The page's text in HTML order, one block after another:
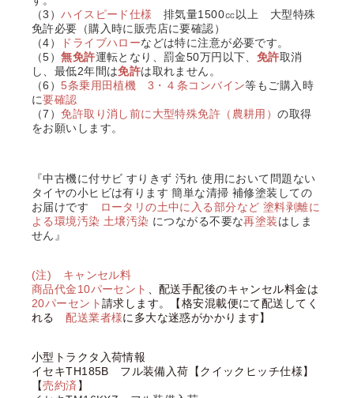
（3）ハイスピード仕様 排気量1500㏄以上 大型特殊
免許必要 （購入時に販売店に要確認）
（4）
ドライブハローなどは特に注意が必要です。
（5）無免許運転となり、罰金50万円以下、 免許取消
し、最低2年間は免許は取れません。
（6）5条乗用田植機 3・４条コンバイン等もご購入時
に要確認
（7）免許取り消し前に 大型特殊免許（農耕用）の取得
をお願いします。
『中古機に付サビ すりきず 汚れ 使用において問題ない
タイヤの小ヒビは有ります 簡単な清掃 補修塗装しての
お届けです
ロータリの土中に入る部分など 塗料剥離に
よる環境汚染 土壌汚染 につながる不要な再塗装はしま
せん』
(注) キャンセル料
商品代金10パーセント
、配送手配後のキャンセル料金は
20パーセント請求します。【格安混載便にて配送してく
れる配送業者様に多大な迷惑がかかります】
小型トラクタ入荷情報
イセキTH185B フル装備入荷【クイックヒッチ仕様】
【売約済 】